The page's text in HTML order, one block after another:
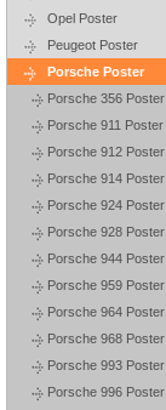
Opel Poster
Peugeot Poster
Porsche Poster
Porsche 356 Poster
Porsche 911 Poster
Porsche 912 Poster
Porsche 914 Poster
Porsche 924 Poster
Porsche 928 Poster
Porsche 944 Poster
Porsche 959 Poster
Porsche 964 Poster
Porsche 968 Poster
Porsche 993 Poster
Porsche 996 Poster